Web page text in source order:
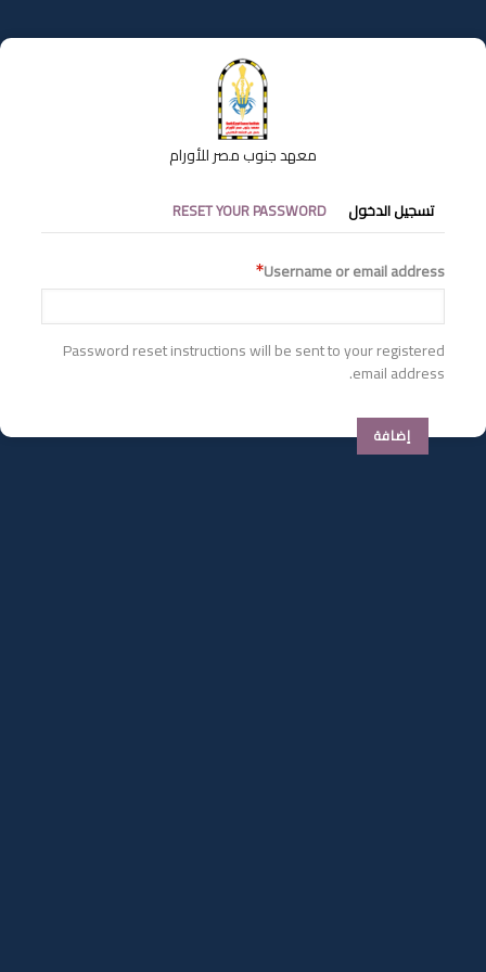
إلى
المحتوى
معهد جنوب مصر للأورام
التبويبات
الأساسية
تسجيل الدخول RESET YOUR PASSWORD
Username or email address
Password reset instructions will be sent to your registered
email address.